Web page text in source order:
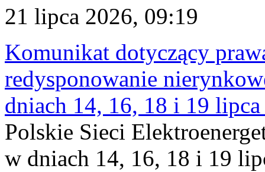
21 lipca 2026, 09:19
Komunikat dotyczący
redysponowanie
dniach 14, 16, 18 i 19
Polskie Sieci
w dniach 14, 16, 18 i 19